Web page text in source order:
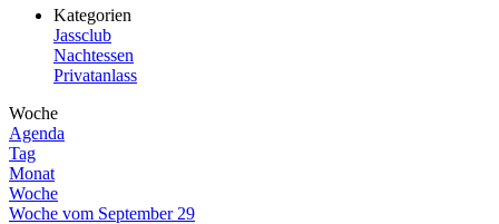
Kategorien
Jassclub
Nachtessen
Privatanlass
Woche
Agenda
Tag
Monat
Woche
Woche vom September 29